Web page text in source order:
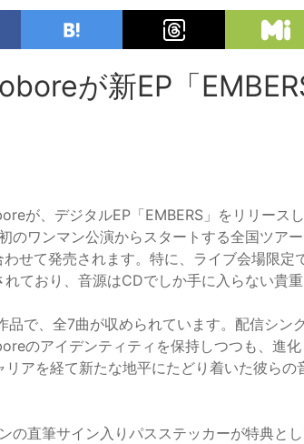
が新EP「
が、デジタルEP「EMBERS」をリリース
のワンマン公演からスタートする全国ツア
せて発売されます。特に、ライブ会場限定
ており、音源はCDでしか手に入らない貴重
品で、全7曲が収められています。配信シン
のアイデンティティを保持しつつも、進
アを経て新たな地平にたどり着いた彼らの
の直筆サイン入りパスステッカーが特典と